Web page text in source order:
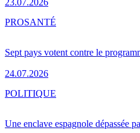
Sept pays votent contre le
24.07.2026
PROSANTÉ
Une enclave espagnole dépassée
POLITIQUE